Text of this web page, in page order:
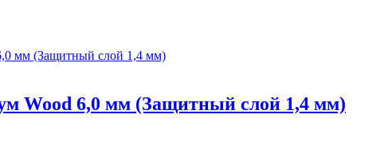
Wood 6,0 мм (Защитный слой 1,4 мм)